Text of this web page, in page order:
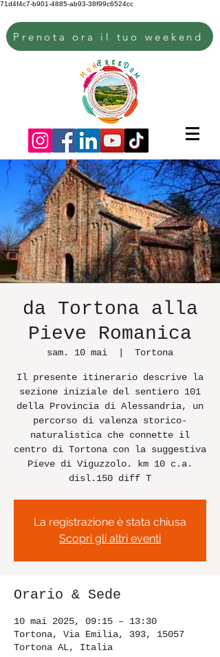
71d4f4c7-b901-4885-ab93-38f99c6524cc
Prenota ora il tuo weekend
da Tortona alla
Pieve Romanica
sam. 10 mai Tortona
Il presente itinerario descrive la
sezione iniziale del sentiero 101
della Provincia di Alessandria, un
percorso di valenza storico-
naturalistica che connette il
centro di Tortona con la suggestiva
Pieve di Viguzzolo. km 10 c.a.
disl.150 diff T
La registrazione è stata chiusa
Scopri gli altri eventi
Orario & Sede
10 mai 2025, 09:15 – 13:30
Tortona, Via Emilia, 393, 15057
Tortona AL, Italia